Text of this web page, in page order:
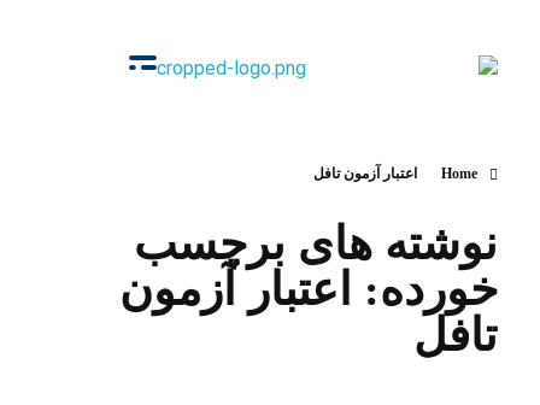
Home اعتبار آزمون تافل
نوشته های برچسب
خورده: اعتبار آزمون
تافل